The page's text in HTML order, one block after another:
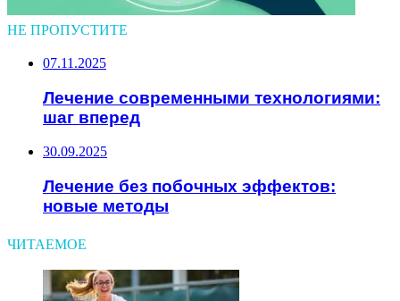
НЕ ПРОПУСТИТЕ
07.11.2025
Лечение современными технологиями:
шаг вперед
30.09.2025
Лечение без побочных эффектов:
новые методы
ЧИТАЕМОЕ